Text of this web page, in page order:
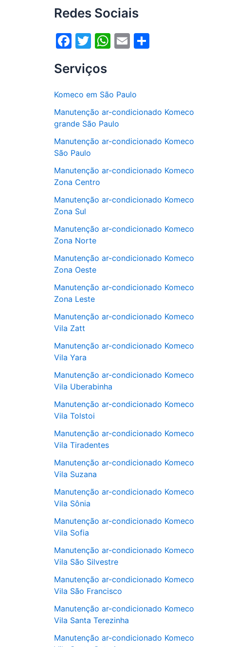
Redes Sociais
F
c
b
o
o
k
T
itt
er
W
s
A
p
E
l
Serviços
Komeco em São Paulo
Manutenção ar-condicionado Komeco
grande São Paulo
Manutenção ar-condicionado Komeco
São Paulo
Manutenção ar-condicionado Komeco
Zona Centro
Manutenção ar-condicionado Komeco
Zona Sul
Manutenção ar-condicionado Komeco
Zona Norte
Manutenção ar-condicionado Komeco
Zona Oeste
Manutenção ar-condicionado Komeco
Zona Leste
Manutenção ar-condicionado Komeco
Vila Zatt
Manutenção ar-condicionado Komeco
Vila Yara
Manutenção ar-condicionado Komeco
Vila Uberabinha
Manutenção ar-condicionado Komeco
Vila Tolstoi
Manutenção ar-condicionado Komeco
Vila Tiradentes
Manutenção ar-condicionado Komeco
Vila Suzana
Manutenção ar-condicionado Komeco
Vila Sônia
Manutenção ar-condicionado Komeco
Vila Sofia
Manutenção ar-condicionado Komeco
Vila São Silvestre
Manutenção ar-condicionado Komeco
Vila São Francisco
Manutenção ar-condicionado Komeco
Vila Santa Terezinha
Manutenção ar-condicionado Komeco